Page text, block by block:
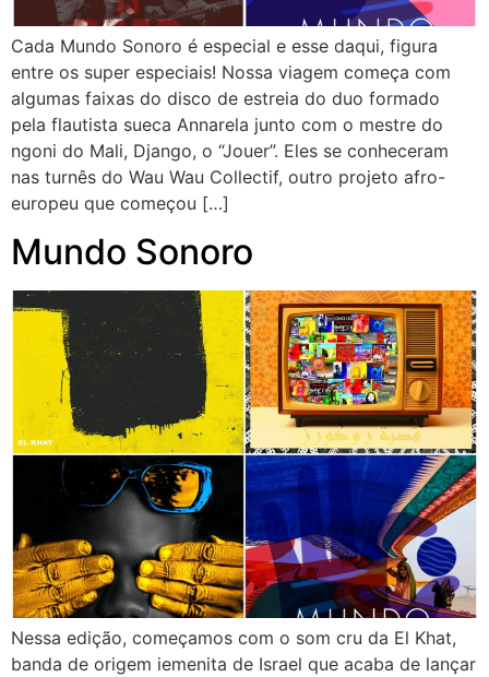
Cada Mundo Sonoro é especial e esse daqui, figura
entre os super especiais! Nossa viagem começa com
algumas faixas do disco de estreia do duo formado
pela flautista sueca Annarela junto com o mestre do
ngoni do Mali, Django, o “Jouer”. Eles se conheceram
nas turnês do Wau Wau Collectif, outro projeto afro-
europeu que começou […]
Mundo Sonoro
Nessa edição, começamos com o som cru da El Khat,
banda de origem iemenita de Israel que acaba de lançar